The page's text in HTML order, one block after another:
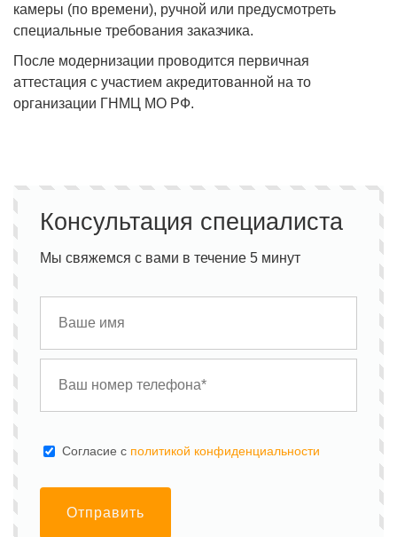
камеры (по времени), ручной или предусмотреть
специальные требования заказчика.
После модернизации проводится первичная
аттестация с участием акредитованной на то
организации ГНМЦ МО РФ.
Консультация специалиста
Мы свяжемся с вами в течение 5 минут
Cогласие с политикой конфиденциальности
Отправить